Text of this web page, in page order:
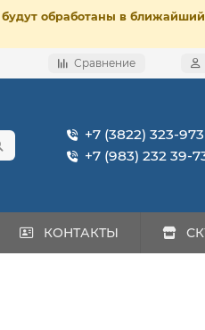
обработаны в
Сравнение
+7 (3822) 323-973
+7 (983) 232 39-
КОНТАКТЫ